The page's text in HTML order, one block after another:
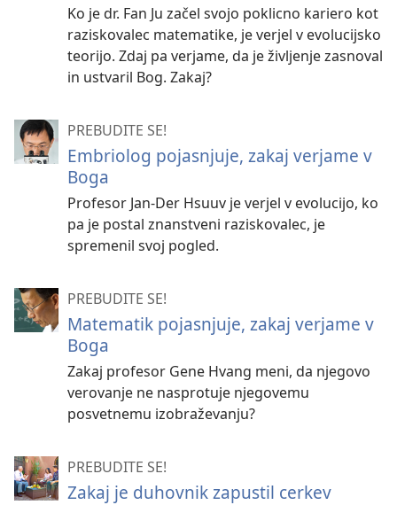
Ko je dr. Fan Ju začel svojo poklicno kariero kot
raziskovalec matematike, je verjel v evolucijsko
teorijo. Zdaj pa verjame, da je življenje zasnoval
in ustvaril Bog. Zakaj?
PREBUDITE SE!
Embriolog pojasnjuje, zakaj verjame v
Boga
Profesor Jan-Der Hsuuv je verjel v evolucijo, ko
pa je postal znanstveni raziskovalec, je
spremenil svoj pogled.
PREBUDITE SE!
Matematik pojasnjuje, zakaj verjame v
Boga
Zakaj profesor Gene Hvang meni, da njegovo
verovanje ne nasprotuje njegovemu
posvetnemu izobraževanju?
PREBUDITE SE!
Zakaj je duhovnik zapustil cerkev